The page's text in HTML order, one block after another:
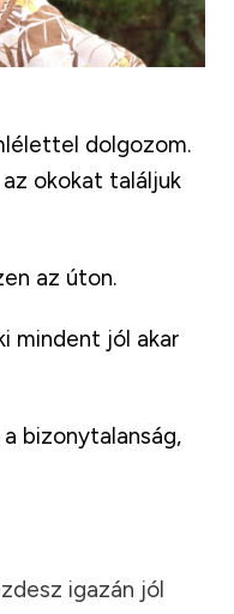
dolgozom.
okokat találjuk
az úton.
mindent jól akar
bizonytalanság,
igazán jól